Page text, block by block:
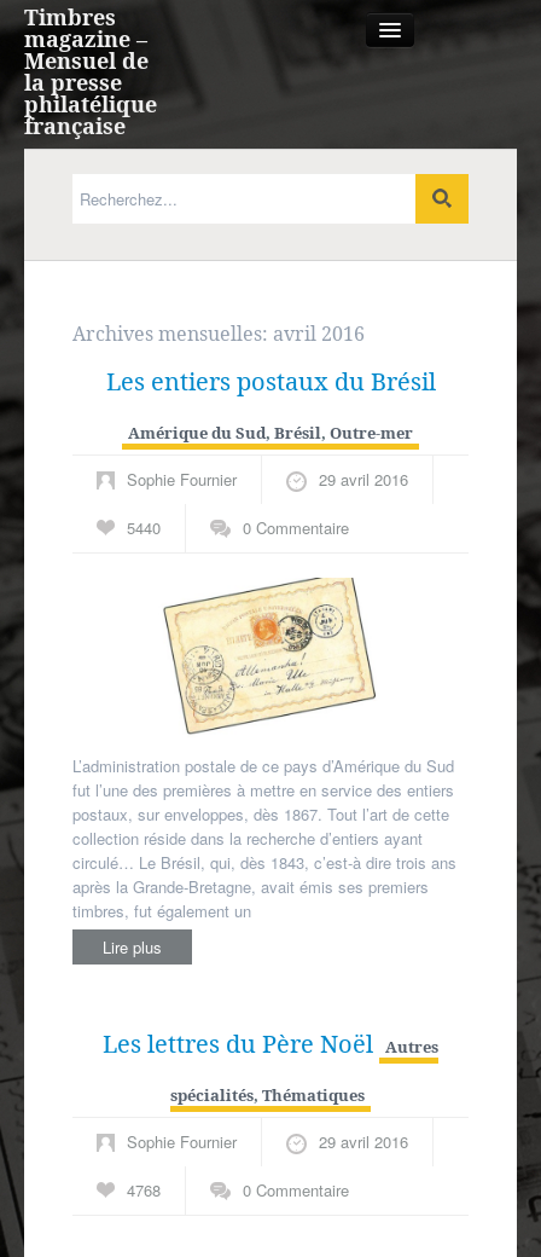
Timbres
magazine –
Mensuel de
la presse
philatélique
française
Expression française
Agenda
Archives mensuelles: avril 2016
Les entiers postaux du Brésil
Amérique du Sud, Brésil, Outre-mer
Sophie Fournier 29 avril 2016
5440 0 Commentaire
L’administration postale de ce pays d’Amérique du Sud
fut l’une des premières à mettre en service des entiers
postaux, sur enveloppes, dès 1867. Tout l’art de cette
collection réside dans la recherche d’entiers ayant
circulé… Le Brésil, qui, dès 1843, c’est-à­ dire trois ans
après la Grande-­Bretagne, avait émis ses premiers
timbres, fut également un
Lire plus
Les lettres du Père Noël Autres
spécialités, Thématiques
Sophie Fournier 29 avril 2016
4768 0 Commentaire